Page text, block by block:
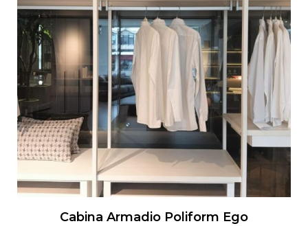
Cabina Armadio Poliform Ego